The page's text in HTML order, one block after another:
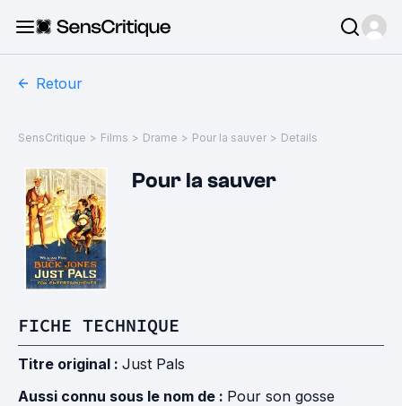
Retour
SensCritique > Films > Drame > Pour la sauver > Details
Pour la sauver
FICHE TECHNIQUE
Titre original : Just Pals
Aussi connu sous le nom de : Pour son gosse